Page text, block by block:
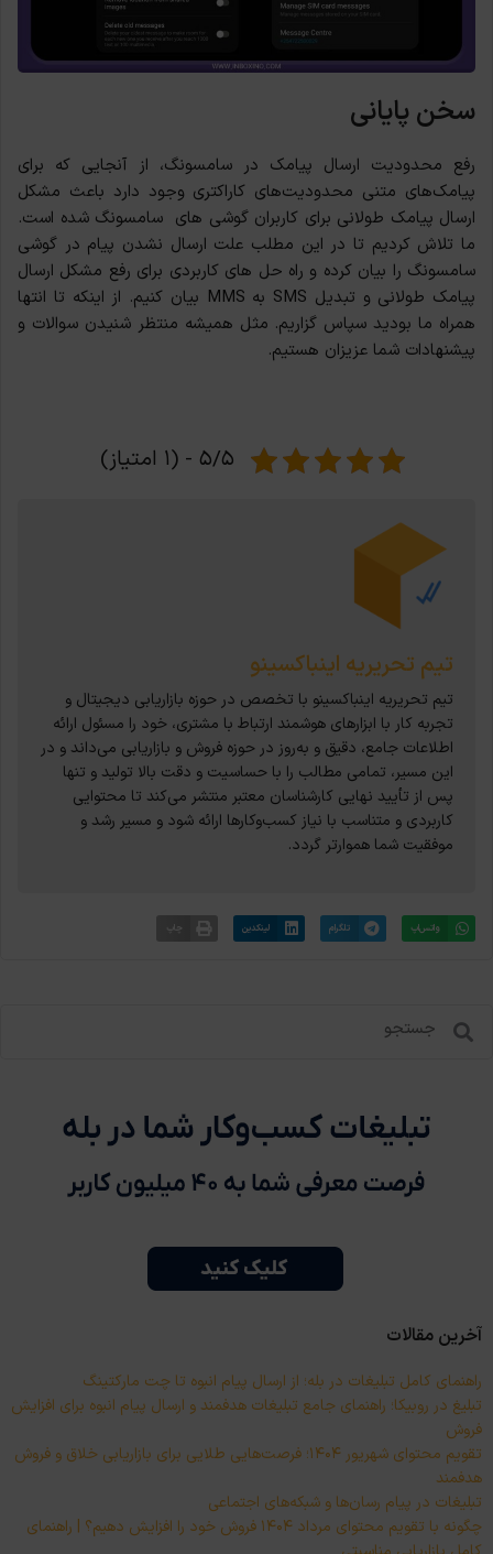
سخن پایانی
رفع محدودیت ارسال پیامک در سامسونگ، از آنجایی که برای
پیامک‌های متنی محدودیت‌های کاراکتری وجود دارد باعث مشکل
ارسال پیامک طولانی برای کاربران گوشی های سامسونگ شده است.
ما تلاش کردیم تا در این مطلب علت ارسال نشدن پیام در گوشی
سامسونگ را بیان کرده و راه حل های کاربردی برای رفع مشکل ارسال
پیامک طولانی و تبدیل SMS به MMS بیان کنیم. از اینکه تا انتها
همراه ما بودید سپاس گزاریم. مثل همیشه منتظر شنیدن سوالات و
پیشنهادات شما عزیزان هستیم.
۵/۵ - (۱ امتیاز)
تیم تحریریه اینباکسینو
تیم تحریریه اینباکسینو با تخصص در حوزه بازاریابی دیجیتال و
تجربه کار با ابزارهای هوشمند ارتباط با مشتری، خود را مسئول ارائه
اطلاعات جامع، دقیق و به‌روز در حوزه فروش و بازاریابی می‌داند و در
این مسیر، تمامی مطالب را با حساسیت و دقت بالا تولید و تنها
پس از تأیید نهایی کارشناسان معتبر منتشر می‌کند تا محتوایی
کاربردی و متناسب با نیاز کسب‌وکارها ارائه شود و مسیر رشد و
موفقیت شما هموارتر گردد.
واتس‌اپ تلگرام لینکدین چاپ
آخرین مقالات
راهنمای کامل تبلیغات در بله؛ از ارسال پیام انبوه تا چت مارکتینگ
تبلیغ در روبیکا؛ راهنمای جامع تبلیغات هدفمند و ارسال پیام انبوه برای افزایش
فروش
تقویم محتوای شهریور ۱۴۰۴؛ فرصت‌هایی طلایی برای بازاریابی خلاق و فروش
هدفمند
تبلیغات در پیام رسان‌ها و شبکه‌های اجتماعی
چگونه با تقویم محتوای مرداد ۱۴۰۴ فروش خود را افزایش دهیم؟ | راهنمای